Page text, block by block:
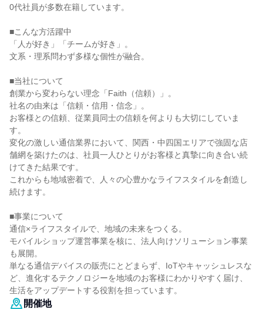
0代社員が多数在籍しています。
■こんな方活躍中
「人が好き」「チームが好き」。
文系・理系問わず多様な個性が融合。
■当社について
創業から変わらない理念「Faith（信頼）」。
社名の由来は「信頼・信用・信念」。
お客様との信頼、従業員同士の信頼を何よりも大切にしていま
す。
変化の激しい通信業界において、関西・中四国エリアで強固な店
舗網を築けたのは、社員一人ひとりがお客様と真摯に向き合い続
けてきた結果です。
これからも地域密着で、人々の心豊かなライフスタイルを創造し
続けます。
■事業について
通信×ライフスタイルで、地域の未来をつくる。
モバイルショップ運営事業を核に、法人向けソリューション事業
も展開。
単なる通信デバイスの販売にとどまらず、IoTやキャッシュレスな
ど、進化するテクノロジーを地域のお客様にわかりやすく届け、
生活をアップデートする役割を担っています。
開催地